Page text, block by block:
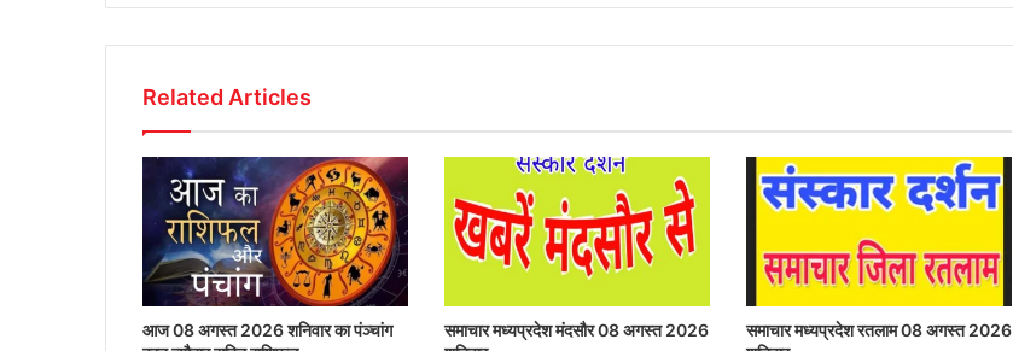
Related Articles
आज 08 अगस्त 2026‌ शनिवार का पंञ्चांग
समाचार मध्यप्रदेश मंदसौर 08 अगस्त 2026
समाचार मध्यप्रदेश रतलाम 08 अगस्त 2026